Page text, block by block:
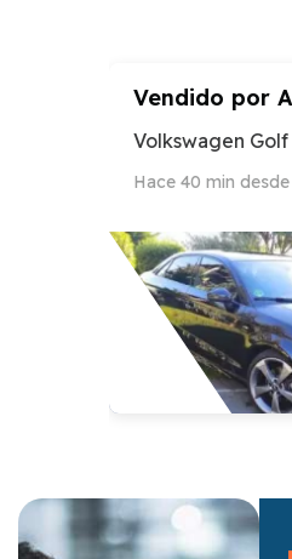
Vendido por
Volkswagen Golf
Hace 40 min